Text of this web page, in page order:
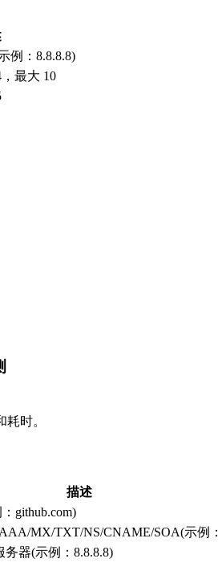
例： 8.8.8.8)
最大 10
时。
描述
github.com)
MX/TXT/NS/CNAME/SOA(示例：
务器(示例： 8.8.8.8)